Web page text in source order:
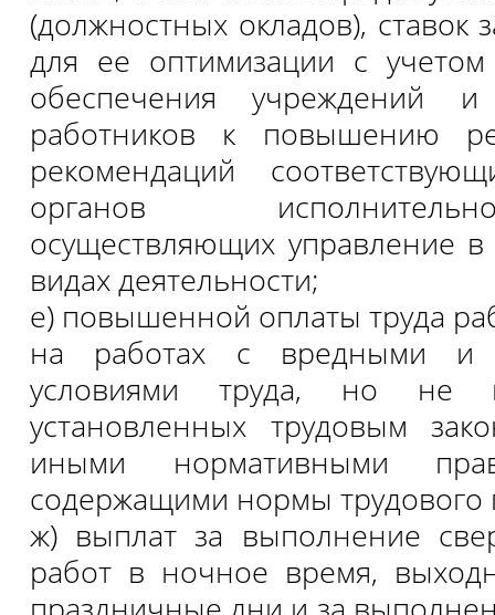
(должностных окладов), ставок
для ее оптимизации с учетом
обеспечения учреждений и
работников к повышению
рекомендаций
органов
осуществляющих управление в
видах деятельности;
е) повышенной оплаты труда
на работах с вредными и
условиями труда, но не
установленных трудовым
иными нормативными
содержащими нормы трудового
ж) выплат за выполнение
работ в ночное время,